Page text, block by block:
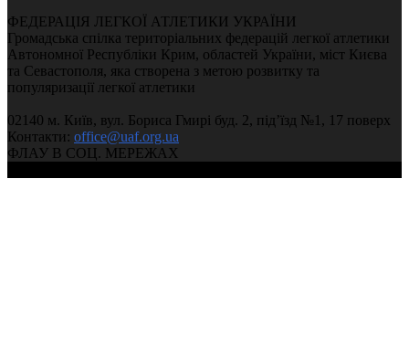
ФЕДЕРАЦІЯ ЛЕГКОЇ АТЛЕТИКИ УКРАЇНИ
Громадська спілка територіальних федерацій легкої атлетики
Автономної Республіки Крим, областей України, міст Києва
та Севастополя, яка створена з метою розвитку та
популяризації легкої атлетики
02140 м. Київ, вул. Бориса Гмирі буд. 2, під’їзд №1, 17 поверх
Контакти: office@uaf.org.ua
ФЛАУ В СОЦ. МЕРЕЖАХ